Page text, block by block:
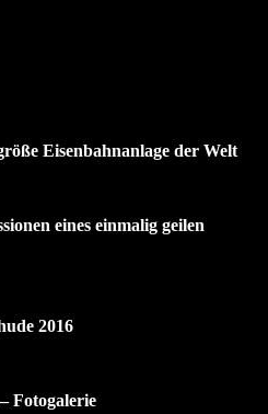
Eisenbahnanlage der Welt
eines einmalig geilen
2016
Fotogalerie